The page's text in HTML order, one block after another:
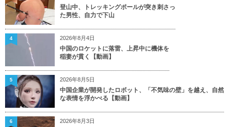
登山中、トレッキングポールが突き刺さっ
た男性、自力で下山
2026年8月4日
中国のロケットに落雷、上昇中に機体を
稲妻が貫く【動画】
4
2026年8月5日
中国企業が開発したロボット、「不気味の壁」を越え、自然
な表情を浮かべる【動画】
5
2026年8月3日
6